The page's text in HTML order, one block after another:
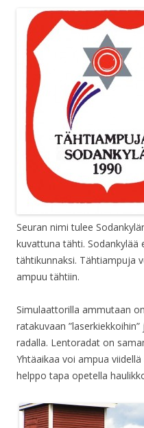
Seuran nimi tulee
kuvattuna tähti. Sodankylää
tähtikunnaksi. Tähtiampuja
ampuu tähtiin.
Simulaattorilla ammutaan
ratakuvaan
radalla. Lentoradat on
Yhtäaikaa voi ampua
helppo tapa opetella